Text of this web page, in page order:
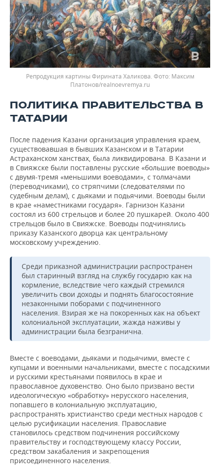
Репродукция картины Фирината Халикова.
Максим
Платонов/realnoevremya.ru
ПОЛИТИКА ПРАВИТЕЛЬСТВА В
ТАТАРИИ
После падения Казани организация управления краем,
существовавшая в бывших Казанском и в Татарии
Астраханском ханствах, была ликвидирована. В Казани и
в Свияжске были поставлены русские «большие воеводы»
с двумя-тремя «меньшими воеводами», с толмачами
(переводчиками), со стряпчими (следователями по
судебным делам), с дьяками и подьячими. Воеводы были
в крае «наместниками государя». Гарнизон Казани
состоял из 600 стрельцов и более 20 пушкарей. Около 400
стрельцов было в Свияжске. Воеводы подчинялись
приказу Казанского дворца как центральному
московскому учреждению.
Среди приказной администрации распространен
был старинный взгляд на службу государю как на
кормление, вследствие чего каждый стремился
увеличить свои доходы и поднять благосостояние
незаконными поборами с подчиненного
населения. Взирая же на покоренных как на объект
колониальной эксплуатации, жажда наживы у
администрации была безгранична.
Вместе с воеводами, дьяками и подьячими, вместе с
купцами и военными начальниками, вместе с посадскими
и русскими крестьянами появилось в крае и
православное духовенство. Оно было призвано вести
идеологическую «обработку» нерусского населения,
попавшего в колониальную эксплуатацию,
распространять христианство среди местных народов с
целью русификации населения. Православие
становилось средством подчинения российскому
правительству и господствующему классу России,
средством закабаления и закрепощения
присоединенного населения.